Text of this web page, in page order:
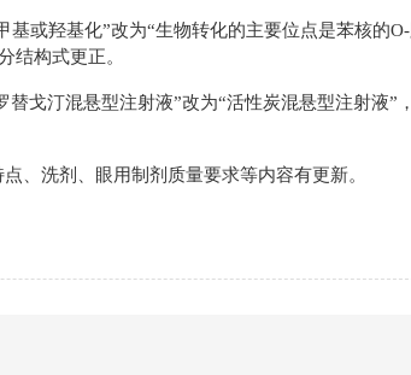
或羟基化”改为“生物转化的主要位点是苯核的
结构式更正。
戈汀混悬型注射液”改为“活性炭混悬型注射液”
、洗剂、眼用制剂质量要求等内容有更新。